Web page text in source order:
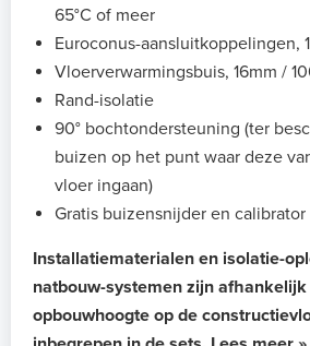
65°C of meer
Euroconus-aansluitkoppelingen,
Vloerverwarmingsbuis, 16mm /
Rand-isolatie
90° bochtondersteuning (ter
buizen op het punt waar deze
vloer ingaan)
Gratis buizensnijder en calibrator
Installatiematerialen en isolatie-
natbouw-systemen zijn
opbouwhoogte op de